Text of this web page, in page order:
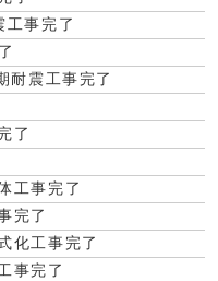
工事完了
耐震工事完了
了
工事完了
完了
化工事完了
事完了